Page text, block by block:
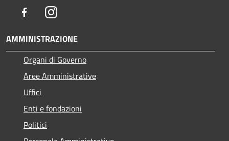
FacebookInstagram
AMMINISTRAZIONE
Organi di Governo
Aree Amministrative
Uffici
Enti e fondazioni
Politici